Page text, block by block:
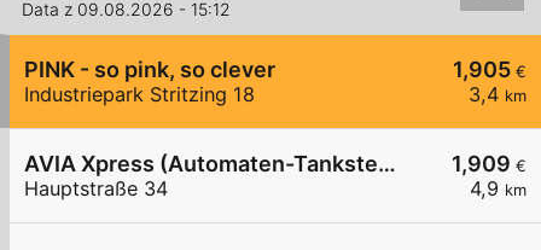
Data z 09.08.2026 - 15:12
1,905 €
3,4 km
PINK - so pink, so clever
Industriepark Stritzing 18
1,909 €
4,9 km
AVIA Xpress (Automaten-Tankstelle)
Hauptstraße 34